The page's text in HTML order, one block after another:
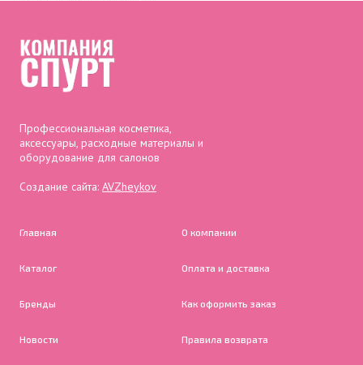
Профессиональная косметика,
аксессуары, расходные материалы и
оборудование для салонов
Создание сайта: AVZheykov
Главная
Каталог
Бренды
Новости
О компании
Оплата и доставка
Как оформить заказ
Правила возврата